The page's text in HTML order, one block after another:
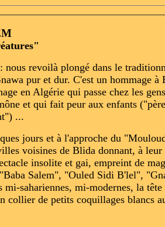
nous revoilà plongé dans le
pur et dur. C'est un hommage à
en Algérie qui passe chez les
et qui fait peur aux enfants ("père
...
jours et à l'approche du
voisines de Blida donnant, à leur
insolite et gai, empreint de
Salem", "Ouled Sidi B'lel",
mi-sahariennes, mi-modernes, la tête
collier de petits coquillages blancs